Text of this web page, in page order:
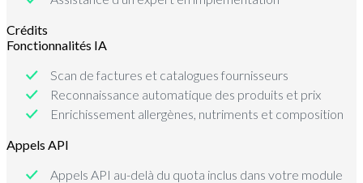
Crédits
Fonctionnalités IA
Scan de factures et catalogues fournisseurs
Reconnaissance automatique des produits et prix
Enrichissement allergènes, nutriments et composition
Appels API
Appels API au-delà du quota inclus dans votre module